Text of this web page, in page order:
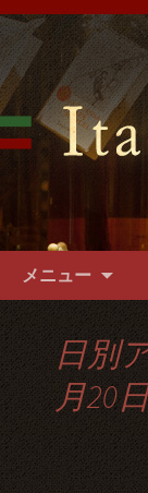
難波千
スペッ
難波千日
ッロ」は
るパスタ
階～3階
ティーで
メニュー
日別
月20